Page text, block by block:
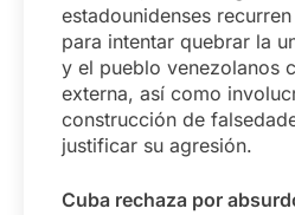
estadounidenses
para intentar quebrar la
y el pueblo venezolanos
externa, así como
construcción de
justificar su agresión.
Cuba rechaza por